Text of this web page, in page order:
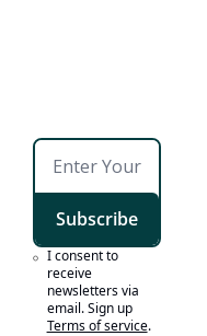
Subscribe
I consent to
receive
newsletters via
email. Sign up
Terms of service.